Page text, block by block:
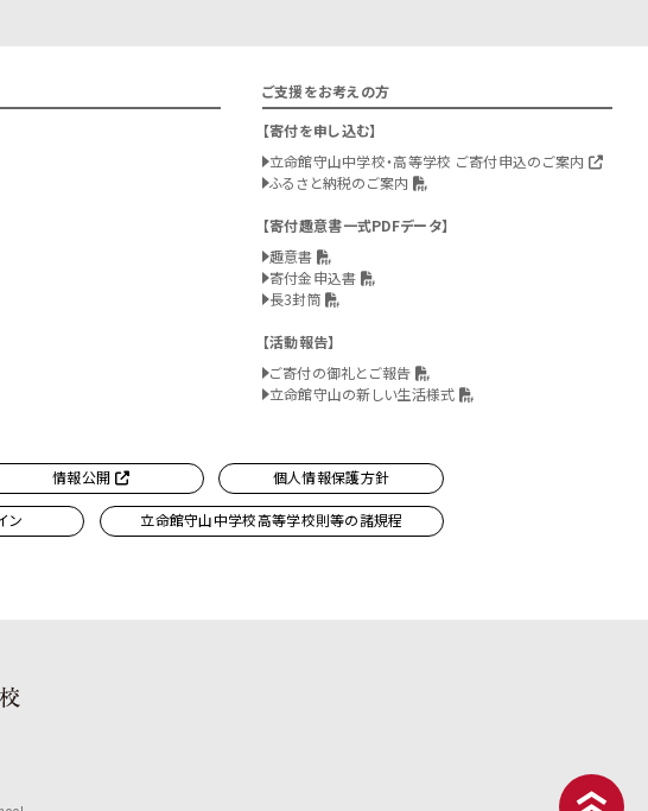
ご支援をお考えの方
寄付を申し込む
立命館守山中学校・高等学校 ご寄付申込のご案内
ふるさと納税のご案内
寄付趣意書一式PDFデータ
趣意書
寄付金申込書
長3封筒
活動報告
ご寄付の御礼とご報告
立命館守山の新しい生活様式
情報公開 個人情報保護方針
ン 立命館守山中学校高等学校則等の諸規程